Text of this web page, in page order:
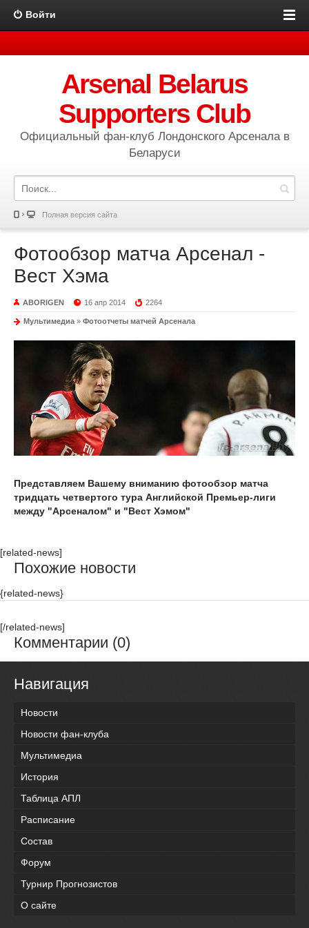
Войти
Arsenal Belarus
Supporters Club
Официальный фан-клуб Лондонского Арсенала в
Беларуси
Полная версия сайта
Фотообзор матча Арсенал -
Вест Хэма
ABORIGEN 16 апр 2014 2264
Мультимедиа » Фотоотчеты матчей Арсенала
Представляем Вашему вниманию фотообзор матча
тридцать четвертого тура Английской Премьер-лиги
между "Арсеналом" и "Вест Хэмом"
[related-news]
Похожие новости
{related-news}
[/related-news]
Комментарии (0)
Навигация
Новости
Новости фан-клуба
Мультимедиа
История
Таблица АПЛ
Расписание
Состав
Форум
Турнир Прогнозистов
О сайте